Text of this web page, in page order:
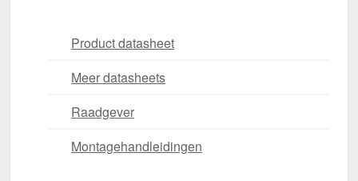
Product datasheet
Meer datasheets
Raadgever
Montagehandleidingen